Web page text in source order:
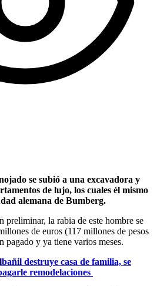
se subió a una excavadora y
de lujo, los cuales él mismo
alemana de Bumberg.
preliminar, la rabia de este hombre se
de euros (117 millones de pesos
pagado y ya tiene varios meses.
destruye casa de familia, se
remodelaciones